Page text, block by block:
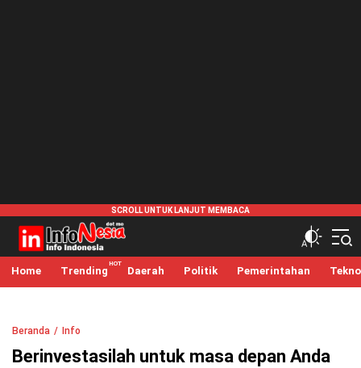
infonesia.me
Info Indonesia
Home Trending Daerah Politik Pemerintahan Tekno
Beranda Info
Berinvestasilah untuk masa depan Anda